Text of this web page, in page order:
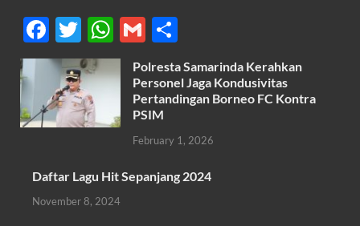
F
ac
e
b
o
k
T
w
itt
er
W
h
at
A
p
G
m
ail
h
ar
e
Polresta Samarinda Kerahkan
Personel Jaga Kondusivitas
Pertandingan Borneo FC Kontra
PSIM
February 1, 2026
Daftar Lagu Hit Sepanjang 2024
November 8, 2024